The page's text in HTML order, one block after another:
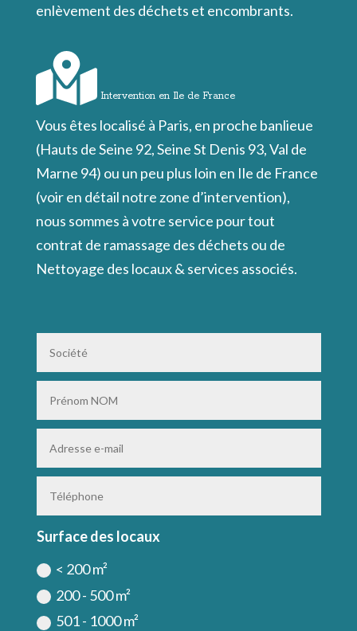
enlèvement des déchets et encombrants.
Intervention en Ile de France
Vous êtes localisé à Paris, en proche banlieue
(Hauts de Seine 92, Seine St Denis 93, Val de
Marne 94) ou un peu plus loin en Ile de France
(voir en détail notre zone d’intervention),
nous sommes à votre service pour tout
contrat de ramassage des déchets ou de
Nettoyage des locaux & services associés.
Surface des locaux
< 200 m²
200 - 500 m²
501 - 1000 m²